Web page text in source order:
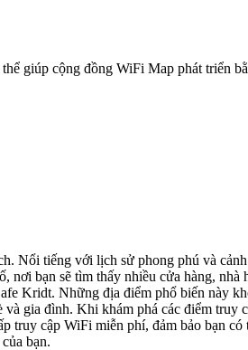
giúp cộng đồng WiFi Map phát triển
Nổi tiếng với lịch sử phong phú và
bạn sẽ tìm thấy nhiều cửa hàng,
Kridt. Những địa điểm phổ biến này
gia đình. Khi khám phá các điểm
truy cập WiFi miễn phí, đảm bảo bạn
bạn.